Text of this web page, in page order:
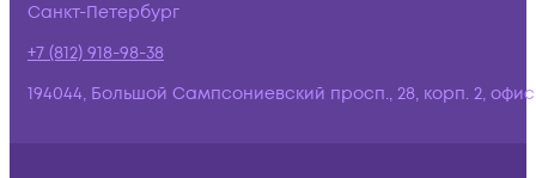
Санкт-Петербург
+7 (812) 918-98-38
194044, Большой Сампсониевский просп., 28, корп. 2,